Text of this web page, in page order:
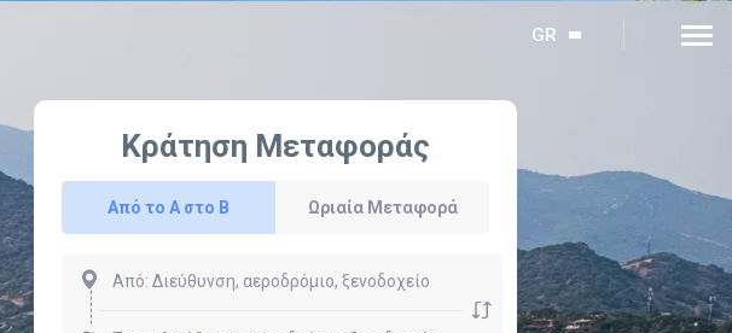
GR
Κράτηση Μεταφοράς
Από το Α στο Β Ωριαία Μεταφορά